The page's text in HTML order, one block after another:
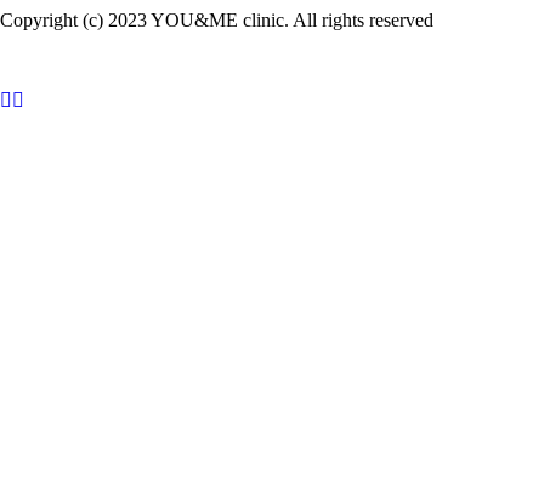
Copyright (c) 2023 YOU&ME clinic. All rights reserved